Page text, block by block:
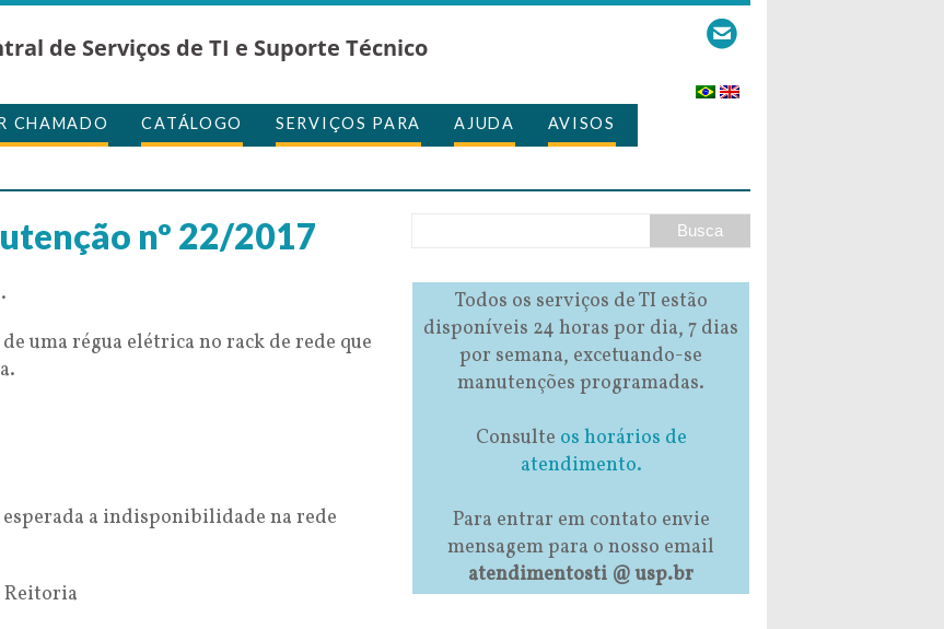
de Serviços de TI e Suporte Técnico
CHAMADO CATÁLOGO SERVIÇOS PARA AJUDA AVISOS
nº 22/2017
uma régua elétrica no rack de rede que
esperada a indisponibilidade na rede
Reitoria
Todos os serviços de TI estão
disponíveis 24 horas por dia, 7 dias
por semana, excetuando-se
manutenções programadas.
Consulte os horários de
atendimento.
Para entrar em contato envie
mensagem para o nosso email
atendimentosti @ usp.br